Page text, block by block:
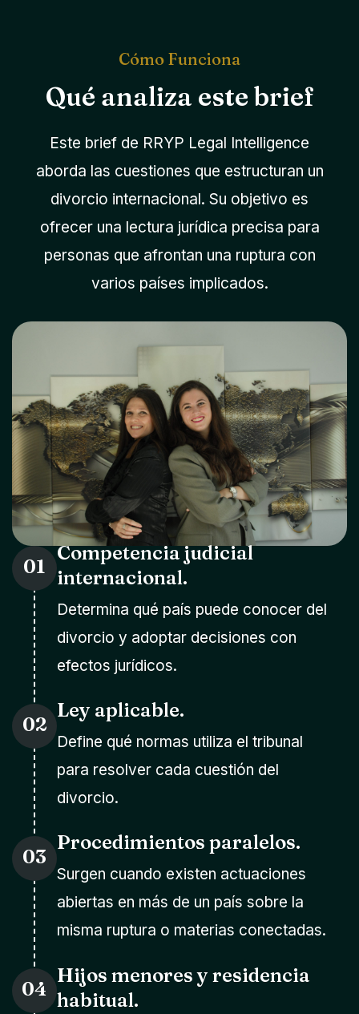
Cómo Funciona
Qué analiza este brief
Este brief de RRYP Legal Intelligence
aborda las cuestiones que estructuran un
divorcio internacional. Su objetivo es
ofrecer una lectura jurídica precisa para
personas que afrontan una ruptura con
varios países implicados.
01
Competencia judicial
internacional.
Determina qué país puede conocer del
divorcio y adoptar decisiones con
efectos jurídicos.
02
Ley aplicable.
Define qué normas utiliza el tribunal
para resolver cada cuestión del
divorcio.
03
Procedimientos paralelos.
Surgen cuando existen actuaciones
abiertas en más de un país sobre la
misma ruptura o materias conectadas.
04
Hijos menores y residencia
habitual.